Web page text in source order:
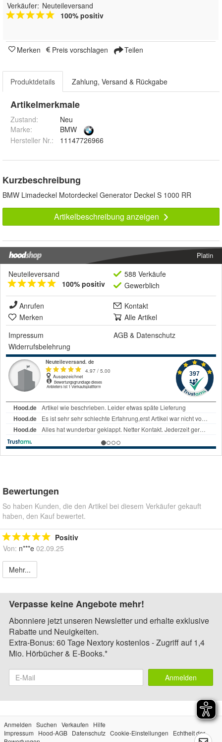
Verkäufer: Neuteileversand
100% positiv
Merken Preis vorschlagen Teilen
Produktdetails Zahlung, Versand & Rückgabe
Artikelmerkmale
Zustand:
Neu
Marke:
BMW
Hersteller Nr.:
11147726966
Kurzbeschreibung
BMW Limadeckel Motordeckel Generator Deckel S 1000 RR
Artikelbeschreibung anzeigen
Platin
Neuteileversand
100% positiv
588 Verkäufe
Gewerblich
Anrufen
Kontakt
Merken
Alle Artikel
Impressum
AGB & Datenschutz
Widerrufsbelehrung
Bewertungen
So haben Kunden, die den Artikel bei diesem Verkäufer gekauft
haben, den Kauf bewertet.
Positiv
Von: n***e 02.09.25
Mehr...
Verpasse keine Angebote mehr!
Abonniere jetzt unseren Newsletter und erhalte exklusive
Rabatte und Neuigkeiten.
Extra-Bonus: 60 Tage Nextory kostenlos - Zugriff auf 1,4
Mio. Hörbücher & E-Books.*
Anmelden
Anmelden Suchen Verkaufen
Hilfe
Impressum
Hood-AGB Datenschutz Cookie-Einstellungen
Echtheit der